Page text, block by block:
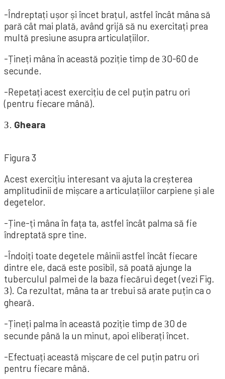
-Îndreptați ușor și încet brațul, astfel încât mâna să
pară cât mai plată, având grijă să nu exercitați prea
multă presiune asupra articulațiilor.
-Țineți mâna în această poziție timp de З0-60 de
secunde.
-Repetați acest exercițiu de cel puțin patru ori
(pentru fiecare mână).
З. Gheara
Figura 3
Acest exercițiu interesant va ajuta la creșterea
amplitudinii de mișcare a articulațiilor carpiene și ale
degetelor.
-Ține-ți mâna în fața ta, astfel încât palma să fie
îndreptată spre tine.
-Îndoiți toate degetele mâinii astfel încât fiecare
dintre ele, dacă este posibil, să poată ajunge la
tuberculul palmei de la baza fiecărui deget (vezi Fig.
З). Ca rezultat, mâna ta ar trebui să arate puțin ca o
gheară.
-Țineți palma în această poziție timp de З0 de
secunde până la un minut, apoi eliberați încet.
-Efectuați această mișcare de cel puțin patru ori
pentru fiecare mână.